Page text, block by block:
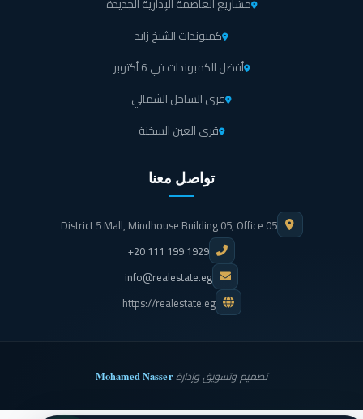
كمبوندات الشيخ زايد
أفضل الكمبوندات في 6 أكتوبر
قرى الساحل الشمالي
قرى العين السخنة
تواصل معنا
District 5 Mall, Mindhouse Building 05, Office 05
+20 111 199 1929
info@realestate.eg
https://realestate.eg
تصميم وتسويق وإدارةMohamed Nasser